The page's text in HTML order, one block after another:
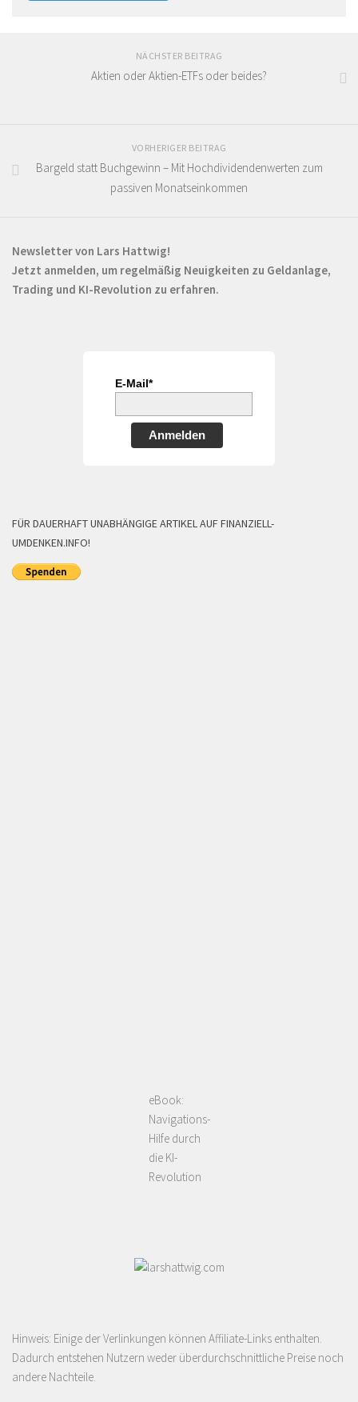
NÄCHSTER BEITRAG
Aktien oder Aktien-ETFs oder beides?
VORHERIGER BEITRAG
Bargeld statt Buchgewinn – Mit Hochdividendenwerten zum
passiven Monatseinkommen
Newsletter von Lars Hattwig!
Jetzt anmelden, um regelmäßig Neuigkeiten zu Geldanlage,
Trading und KI-Revolution zu erfahren.
E-Mail*
Anmelden
FÜR DAUERHAFT UNABHÄNGIGE ARTIKEL AUF FINANZIELL-
UMDENKEN.INFO!
eBook:
Navigations-
Hilfe durch
die KI-
Revolution
Hinweis: Einige der Verlinkungen können Affiliate-Links enthalten.
Dadurch entstehen Nutzern weder überdurchschnittliche Preise noch
andere Nachteile.